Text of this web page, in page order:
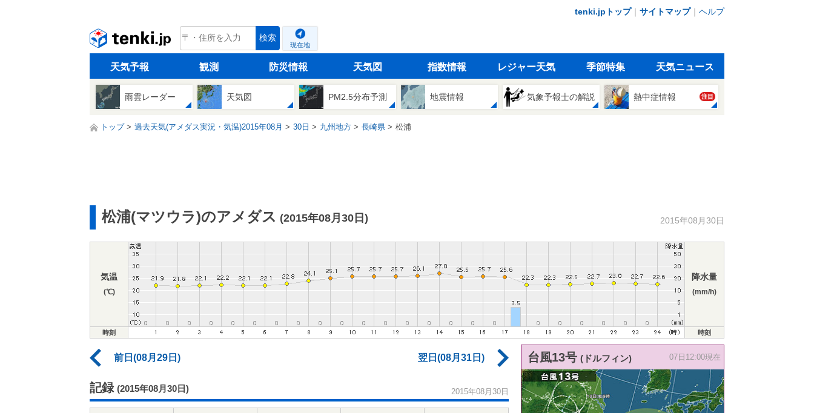
tenki.jpトップ｜ サイトマップ｜ ヘルプ
tenki.jp 検索
現在地
天気予報 観測 防災情報 天気図 指数情報 レジャー天気 季節特集 天気ニュース
雨雲レーダー 天気図 PM2.5分布予測 地震情報 気象予報士の解説 熱中症情報 注目
トップ 過去天気(アメダス実況・気温)2015年08月 30日 九州地方 長崎県 松浦
松浦(マツウラ)のアメダス (2015年08月30日) 2015年08月30日
気温
(℃)
降水量
(mm/h)
時刻 時刻
前日(08月29日) 翌日(08月31日)
記録 (2015年08月30日) 2015年08月30日
台風13号 (ドルフィン) 07日12:00現在